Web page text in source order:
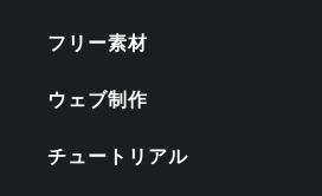
フリー素材
ウェブ制作
チュートリアル